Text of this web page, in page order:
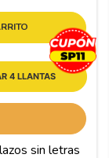
4 LLANTAS